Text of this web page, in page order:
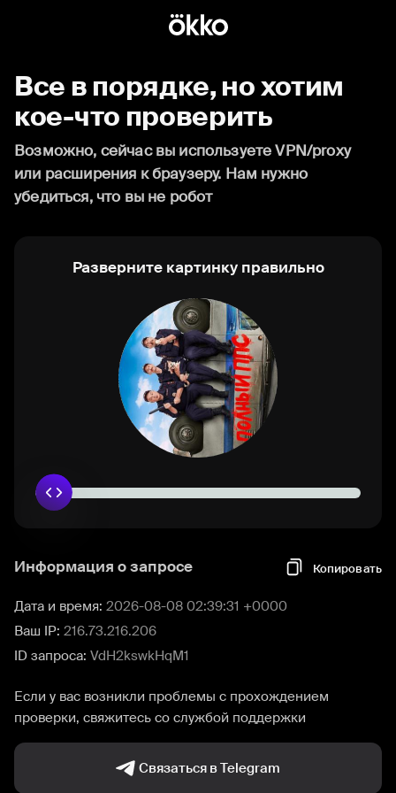
Все в порядке, но хотим
кое-что проверить
Возможно, сейчас вы используете VPN/proxy
или расширения к браузеру. Нам нужно
убедиться, что вы не робот
Разверните картинку правильно
Информация о запросе Копировать
Дата и время: 2026-08-08 02:39:31 +0000
Ваш IP: 216.73.216.206
ID запроса: VdH2kswkHqM1
Если у вас возникли проблемы с прохождением
проверки, свяжитесь со службой поддержки
Связаться в Telegram